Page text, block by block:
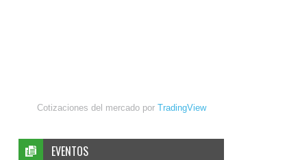
Cotizaciones del mercado por TradingView
EVENTOS